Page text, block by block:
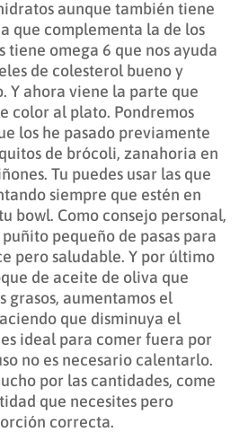
aunque también tiene
que complementa la de los
tiene omega 6 que nos ayuda
de colesterol bueno y
Y ahora viene la parte que
color al plato. Pondremos
los he pasado previamente
de brócoli, zanahoria en
Tu puedes usar las que
siempre que estén en
bowl. Como consejo personal,
pequeño de pasas para
pero saludable. Y por último
de aceite de oliva que
grasos, aumentamos el
que disminuya el
ideal para comer fuera por
no es necesario calentarlo.
por las cantidades, come
que necesites pero
correcta.